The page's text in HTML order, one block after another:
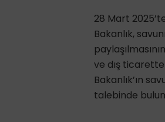
28 Mart
Bakanlık,
ve dış
Bakanlık’ın
talebinde